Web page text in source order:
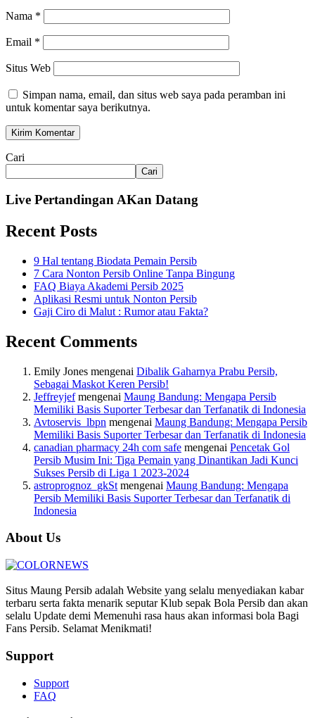
Nama *
Email *
Situs Web
Simpan nama, email, dan situs web saya pada peramban ini
untuk komentar saya berikutnya.
Cari
Cari
Live Pertandingan AKan Datang
Recent Posts
9 Hal tentang Biodata Pemain Persib
7 Cara Nonton Persib Online Tanpa Bingung
FAQ Biaya Akademi Persib 2025
Aplikasi Resmi untuk Nonton Persib
Gaji Ciro di Malut : Rumor atau Fakta?
Recent Comments
Emily Jones mengenai Dibalik Gaharnya Prabu Persib,
Sebagai Maskot Keren Persib!
Jeffreyjefmengenai Maung Bandung: Mengapa Persib
Memiliki Basis Suporter Terbesar dan Terfanatik di Indonesia
Avtoservis_lbpn mengenai Maung Bandung: Mengapa Persib
Memiliki Basis Suporter Terbesar dan Terfanatik di Indonesia
canadian pharmacy 24h com safe mengenai Pencetak Gol
Persib Musim Ini: Tiga Pemain yang Dinantikan Jadi Kunci
Sukses Persib di Liga 1 2023-2024
astroprognoz_gkSt mengenai Maung Bandung: Mengapa
Persib Memiliki Basis Suporter Terbesar dan Terfanatik di
Indonesia
About Us
Situs Maung Persib adalah Website yang selalu menyediakan kabar
terbaru serta fakta menarik seputar Klub sepak Bola Persib dan akan
selalu Update demi Memenuhi rasa haus akan informasi bola Bagi
Fans Persib. Selamat Menikmati!
Support
Support
FAQ